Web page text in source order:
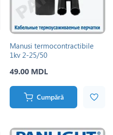
Manusi termocontractibile
1kv 2-25/50
49.00 MDL
Cumpără